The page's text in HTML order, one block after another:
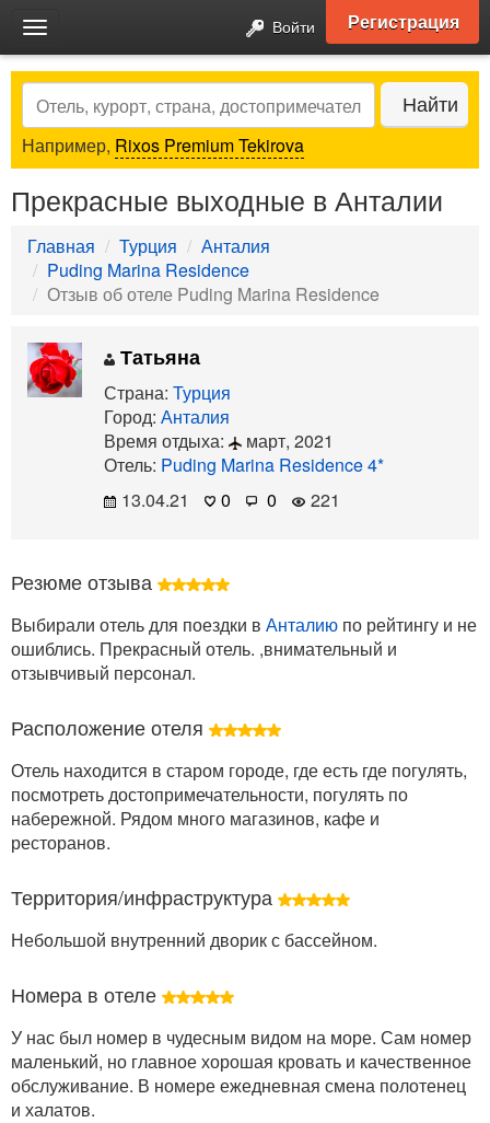
Toggle
navigation
Войти Регистрация
Search Найти
Например, Rixos Premium Tekirova
Прекрасные выходные в Анталии
Главная Турция
Анталия
Puding Marina Residence
Отзыв об отеле Puding Marina Residence
Татьяна
Страна: Турция
Город: Анталия
Время отдыха:
март, 2021
Отель: Puding Marina Residence 4*
13.04.21
0 0 221
Резюме отзыва
Выбирали отель для поездки в Анталию по рейтингу и не
ошиблись. Прекрасный отель. ,внимательный и
отзывчивый персонал.
Расположение отеля
Отель находится в старом городе, где есть где погулять,
посмотреть достопримечательности, погулять по
набережной. Рядом много магазинов, кафе и
ресторанов.
Территория/инфраструктура
Небольшой внутренний дворик с бассейном.
Номера в отеле
У нас был номер в чудесным видом на море. Сам номер
маленький, но главное хорошая кровать и качественное
обслуживание. В номере ежедневная смена полотенец
и халатов.